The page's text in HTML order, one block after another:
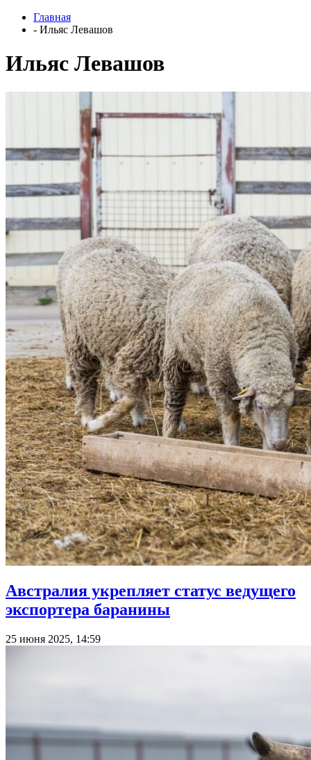
Главная
- Ильяс Левашов
Ильяс Левашов
Австралия укрепляет статус ведущего
экспортера баранины
25 июня 2025, 14:59